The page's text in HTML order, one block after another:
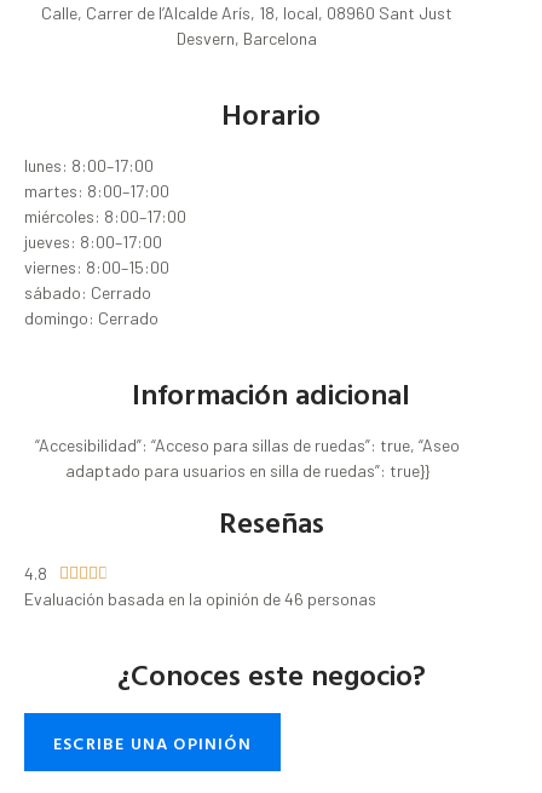
Calle, Carrer de l’Alcalde Arís, 18, local, 08960 Sant Just
Desvern, Barcelona
Horario
lunes: 8:00–17:00
martes: 8:00–17:00
miércoles: 8:00–17:00
jueves: 8:00–17:00
viernes: 8:00–15:00
sábado: Cerrado
domingo: Cerrado
Información adicional
“Accesibilidad”: “Acceso para sillas de ruedas”: true, “Aseo
adaptado para usuarios en silla de ruedas”: true}}
Reseñas
4.8 
Evaluación basada en la opinión de 46 personas
¿Conoces este negocio?
ESCRIBE UNA OPINIÓN